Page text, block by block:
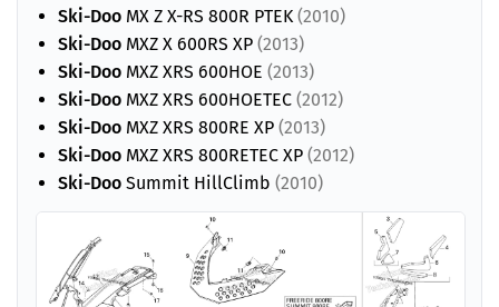
Ski-Doo MX Z X-RS 800R PTEK(2010)
Ski-Doo MXZ X 600RS XP (2013)
Ski-Doo MXZ XRS 600HOE (2013)
Ski-Doo MXZ XRS 600HOETEC (2012)
Ski-Doo MXZ XRS 800RE XP (2013)
Ski-Doo MXZ XRS 800RETEC XP (2012)
Ski-Doo Summit HillClimb (2010)